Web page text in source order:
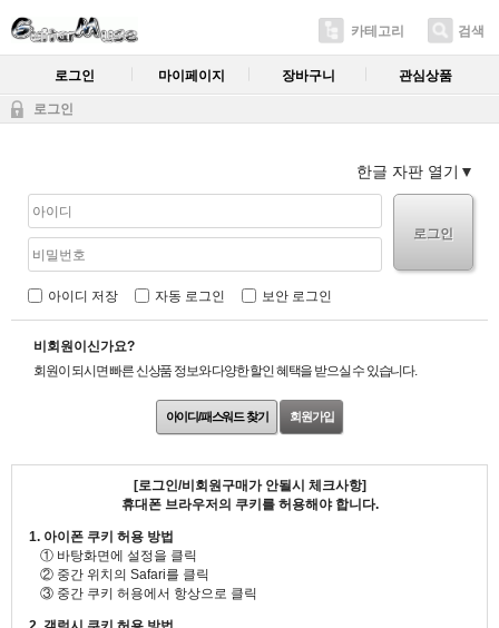
카테고리 검색
로그인 마이페이지 장바구니 관심상품
로그인
한글 자판 열기
로그인
아이디 저장 자동 로그인 보안 로그인
비회원이신가요?
회원이 되시면 빠른 신상품 정보와 다양한 할인 혜택을 받으실 수 있습니다.
아이디/패스워드 찾기 회원가입
[로그인/비회원구매가 안될시 체크사항]
휴대폰 브라우저의 쿠키를 허용해야 합니다.
1. 아이폰 쿠키 허용 방법
① 바탕화면에 설정을 클릭
② 중간 위치의 Safari를 클릭
③ 중간 쿠키 허용에서 항상으로 클릭